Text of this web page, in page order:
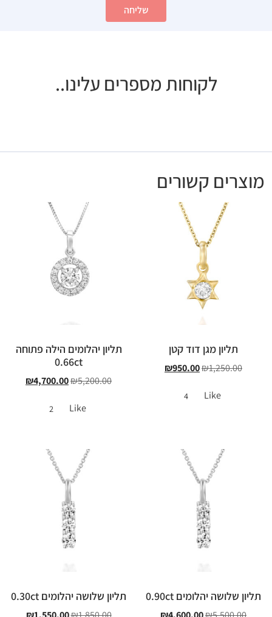
שליחה
לקוחות מספרים עלינו..
מוצרים קשורים
תליון מגן דוד קטן
₪1,250.00
₪950.00
Like
4
תליון יהלומים הילה פתוחה
0.66ct
₪5,200.00
₪4,700.00
Like
2
תליון שלושה יהלומים 0.90ct תליון שלושה יהלומים 0.30ct